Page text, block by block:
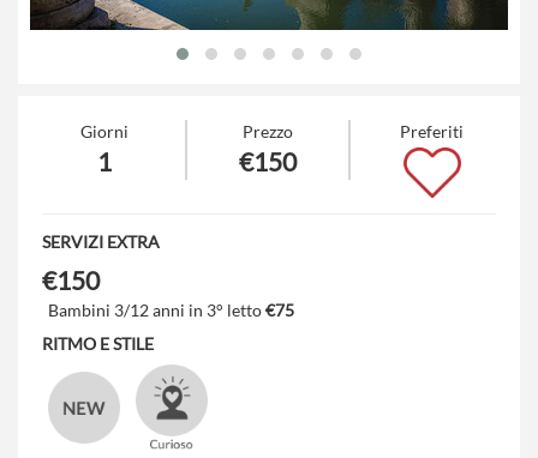
Giorni
1
Prezzo
€150
Preferiti
SERVIZI EXTRA
€150
Bambini 3/12 anni in 3° letto€75
RITMO E STILE